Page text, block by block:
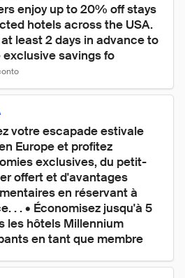
enjoy up to 20% off stays
hotels across the USA.
at least 2 days in advance to
savings fo
votre escapade estivale
Europe et profitez
exclusives, du petit-
offert et d'avantages
en réservant à
. . • Économisez jusqu'à 5
les hôtels Millennium
en tant que membre